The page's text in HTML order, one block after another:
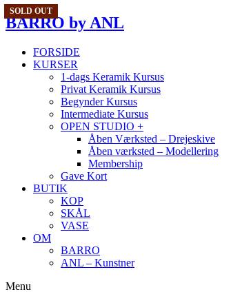
BARRO by ANL
FORSIDE
KURSER
1-dags Keramik Kursus
Privat Keramik Kursus
Begynder Kursus
Intermediate Kursus
OPEN STUDIO +
Åben Værksted – Drejeskive
Åben værksted – Modellering
Membership
Gave Kort
BUTIK
KOP
SKÅL
VASE
OM
BARRO
ANL – Kunstner
Menu
SOLD OUT